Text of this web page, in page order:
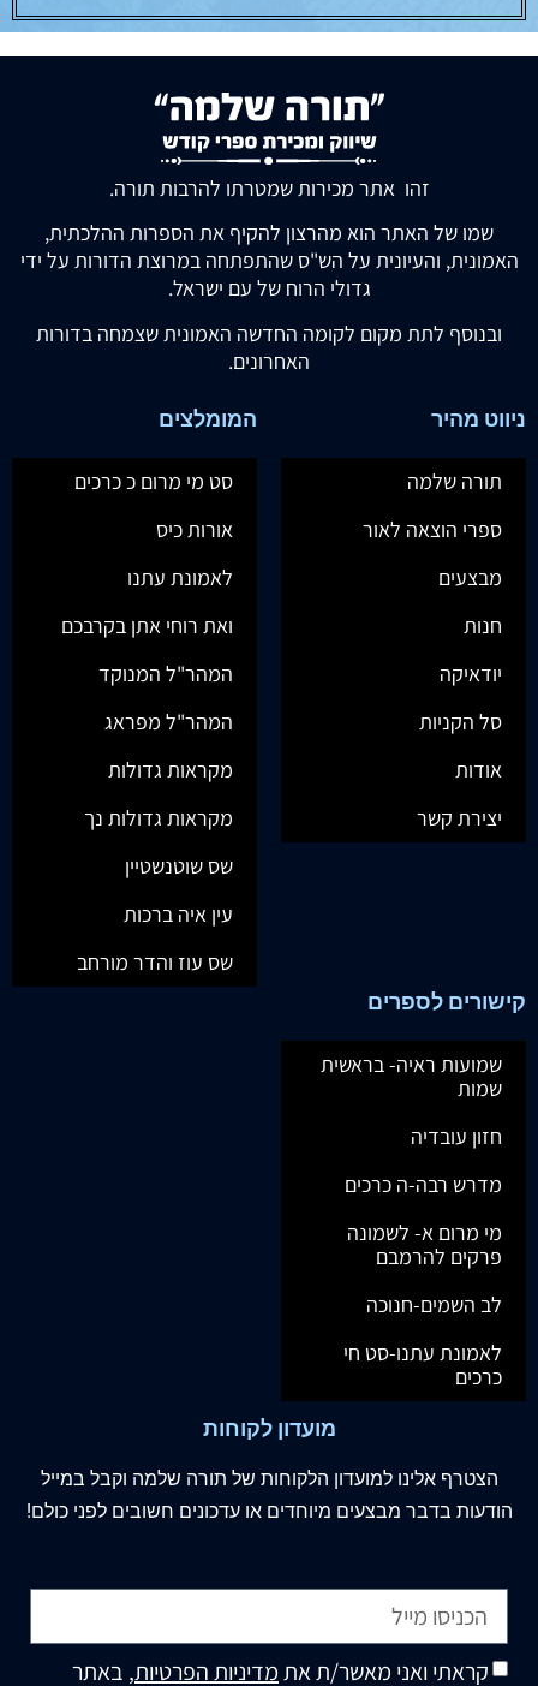
זהו אתר מכירות שמטרתו להרבות תורה.
שמו של האתר הוא מהרצון להקיף את הספרות ההלכתית,
האמונית, והעיונית על הש"ס שהתפתחה במרוצת הדורות על ידי
גדולי הרוח של עם ישראל.
ובנוסף לתת מקום לקומה החדשה האמונית שצמחה בדורות
האחרונים.
ניווט מהיר
תורה שלמה
ספרי הוצאה לאור
מבצעים
חנות
יודאיקה
סל הקניות
אודות
יצירת קשר
המומלצים
סט מי מרום כ כרכים
אורות כיס
לאמונת עתנו
ואת רוחי אתן בקרבכם
המהר"ל המנוקד
המהר"ל מפראג
מקראות גדולות
מקראות גדולות נך
שס שוטנשטיין
עין איה ברכות
שס עוז והדר מורחב
קישורים לספרים
שמועות ראיה- בראשית
שמות
חזון עובדיה
מדרש רבה-ה כרכים
מי מרום א- לשמונה
פרקים להרמבם
לב השמים-חנוכה
לאמונת עתנו-סט חי
כרכים
מועדון לקוחות
הצטרף אלינו למועדון הלקוחות של תורה שלמה וקבל במייל
הודעות בדבר מבצעים מיוחדים או עדכונים חשובים לפני כולם!
קראתי ואני מאשר/ת אתמדיניות הפרטיות, באתר